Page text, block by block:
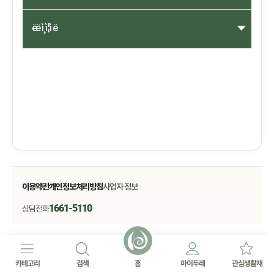
ëë ì¸ì¦ì ë
이용약관개인정보처리방침사업자 정보
상담전화1661-5110
카테고리 검색 홈 마이두레 관심생활재